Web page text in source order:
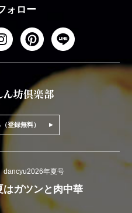
ォロー
登録無料）
dancyu2026年夏号
はガツンと肉中華